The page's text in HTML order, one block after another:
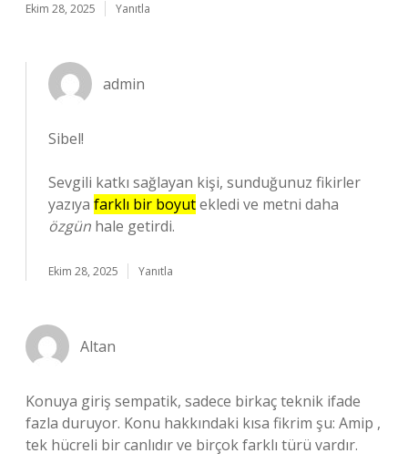
Ekim 28, 2025 Yanıtla
admin
Sibel!
Sevgili katkı sağlayan kişi, sunduğunuz fikirler
yazıya farklı bir boyutekledi ve metni daha
özgün hale getirdi.
Ekim 28, 2025 Yanıtla
Altan
Konuya giriş sempatik, sadece birkaç teknik ifade
fazla duruyor. Konu hakkındaki kısa fikrim şu: Amip ,
tek hücreli bir canlıdır ve birçok farklı türü vardır.